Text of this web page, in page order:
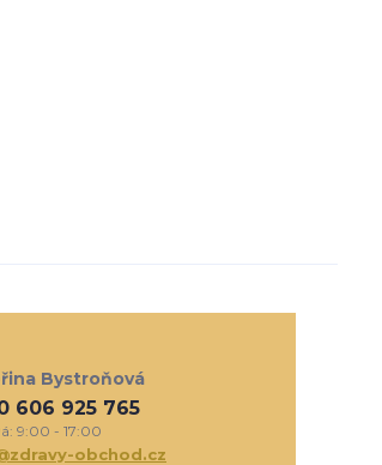
Bystroňová
606 925 765
9:00 - 17:00
obchod.cz